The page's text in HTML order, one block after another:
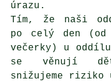
úrazu.
Tím, že naši
po celý den (od
večerky) u
se věnují
snižujeme riziko